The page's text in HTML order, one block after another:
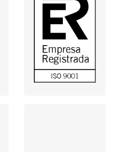
Gestión de Calidad
de Electromedicina
(descargar)